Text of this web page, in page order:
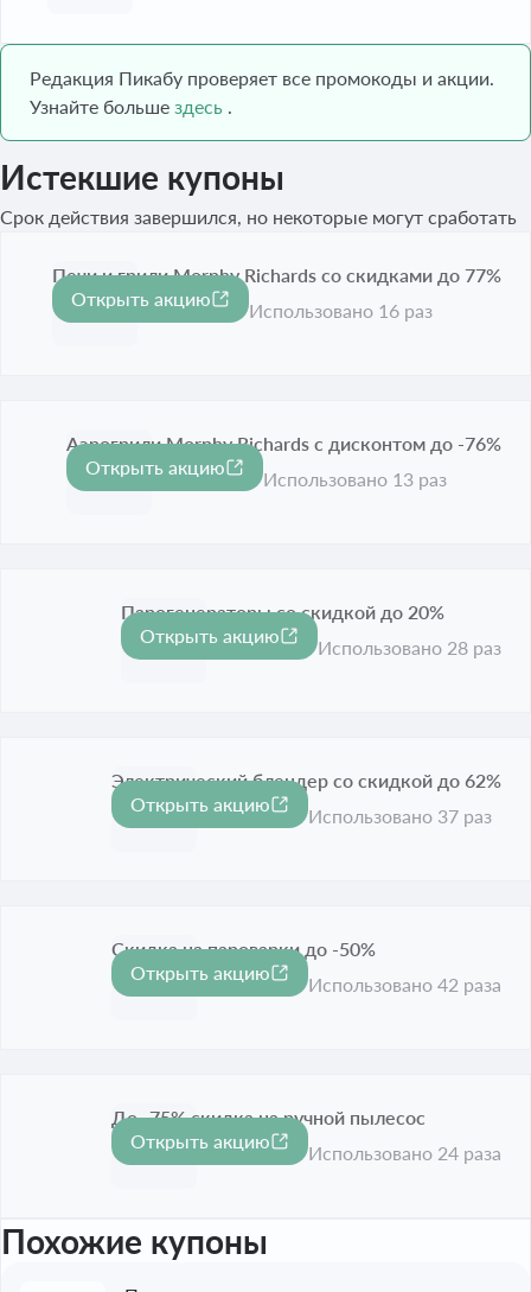
Редакция Пикабу проверяет все промокоды и акции.
Узнайте больше здесь .
Истекшие купоны
Срок действия завершился, но некоторые могут сработать
-77%
Печи и грили Morphy Richards со скидками до 77%
Срок акции истёк
Открыть акцию
Использовано 16 раз
-76%
Аэрогрили Morphy Richards с дисконтом до -76%
Срок акции истёк
Открыть акцию
Использовано 13 раз
-20%
Парогенераторы со скидкой до 20%
Срок акции истёк
Открыть акцию
Использовано 28 раз
-35%
Электрический блендер со скидкой до 62%
Срок акции истёк
Открыть акцию
Использовано 37 раз
-50%
Скидка на пароварки до -50%
Срок акции истёк
Открыть акцию
Использовано 42 раза
-75%
До -75% скидка на ручной пылесос
Срок акции истёк
Открыть акцию
Использовано 24 раза
Похожие купоны